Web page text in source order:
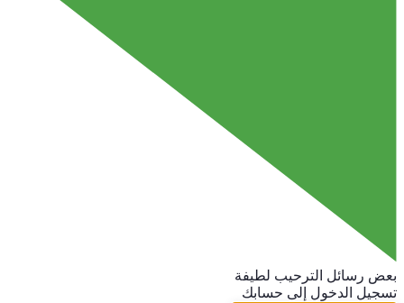
بعض رسائل الترحيب لطيفة
تسجيل الدخول إلى حسابك